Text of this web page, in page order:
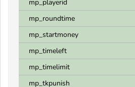
mp_playerid
mp_roundtime
mp_startmoney
mp_timeleft
mp_timelimit
mp_tkpunish